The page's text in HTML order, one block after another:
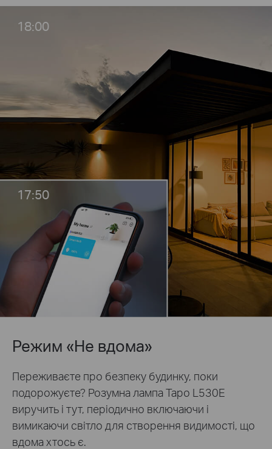
18:00
17:50
Режим «Не вдома»
Переживаєте про безпеку будинку, поки
подорожуєте? Розумна лампа Tapo L530E
виручить і тут, періодично включаючи і
вимикаючи світло для створення видимості, що
вдома хтось є.